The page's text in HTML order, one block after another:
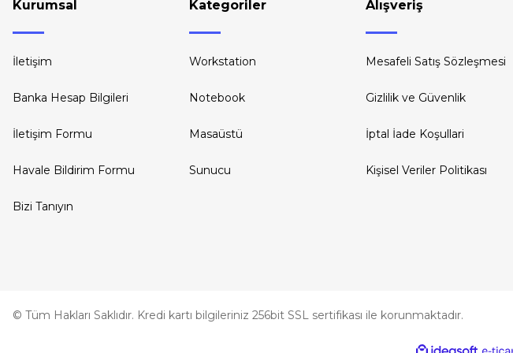
Kurumsal
İletişim
Banka Hesap Bilgileri
İletişim Formu
Havale Bildirim Formu
Bizi Tanıyın
Kategoriler
Workstation
Notebook
Masaüstü
Sunucu
Alışveriş
Mesafeli Satış Sözleşmesi
Gizlilik ve Güvenlik
İptal İade Koşullari
Kişisel Veriler Politikası
© Tüm Hakları Saklıdır. Kredi kartı bilgileriniz 256bit SSL sertifikası ile korunmaktadır.